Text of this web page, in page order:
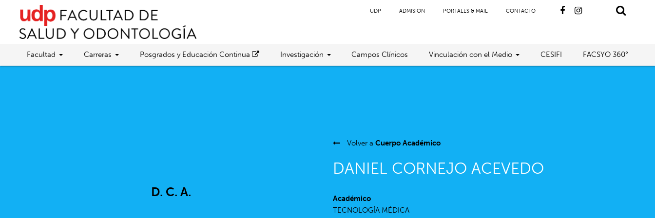
UDP ADMISIÓN PORTALES & MAIL CONTACTO
Facultad Carreras Posgrados y Educación Continua Investigación Campos Clínicos Vinculación con el Medio CESIFI FACSYO 360°
D. C. A.
Volver aCuerpo Académico
DANIEL CORNEJO ACEVEDO
Académico
TECNOLOGÍA MÉDICA